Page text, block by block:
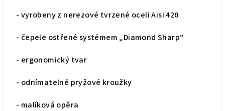
- vyrobeny z nerezové tvrzené oceli Aisi 420
- čepele ostřené systémem „Diamond Sharp“
- ergonomický tvar
- odnímatelné pryžové kroužky
- malíková opěra